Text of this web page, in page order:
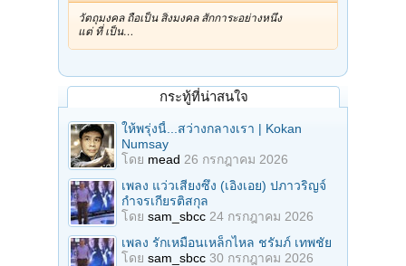
วัตถุมงคล ถือเป็น สิ่งมงคล สักการะอย่างหนึ่ง
แต่ ที่ เป็น…
กระทู้ที่น่าสนใจ
ให้พรุ่งนี้...สว่างกลางเรา | Kokan
Numsay
โดย mead 26 กรกฎาคม 2026
เพลง แว่วเสียงซึง (เอิงเอย) ปภาวริญจ์
กำจรเกียรติสกุล
โดย sam_sbcc 24 กรกฎาคม 2026
เพลง รักเหมือนเหล็กไหล ชรัมภ์ เทพชัย
โดย sam_sbcc 30 กรกฎาคม 2026